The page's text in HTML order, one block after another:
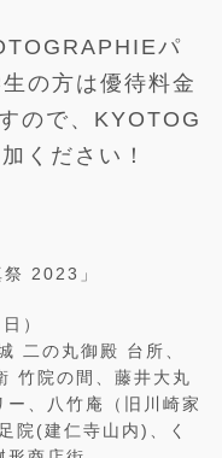
パ
の方は優待料金
ので、KYOTOG
ください！
2023」
）
二の丸御殿 台所、
竹院の間、藤井大丸
、八竹庵（旧川崎家
院(建仁寺山内)、く